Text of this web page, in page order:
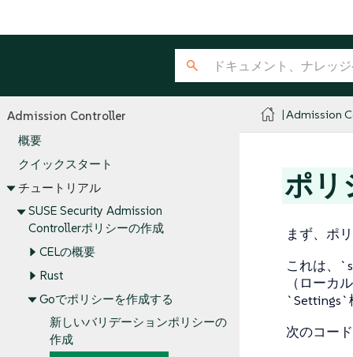
Admission Controller
概要
クイックスタート
チュートリアル
SUSE Security Admission
Controllerポリシーの作成
CELの概要
Rust
Goでポリシーを作成する
新しいバリデーションポリシーの
作成
Admission
ポリ
まず、ポ
これは、
（ローカ
`Settings`
次のコー